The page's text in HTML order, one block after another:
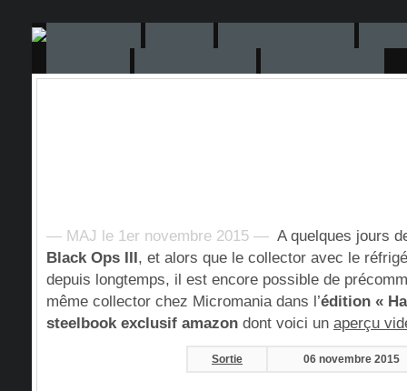
— MAJ le 1er novembre 2015 — A quelques jours
Black Ops III, et alors que le collector avec le
depuis longtemps, il est encore possible de
même collector chez Micromania dans l’édition «
steelbook exclusif amazon dont voici un aperçu
Sortie 06 novembre 2015